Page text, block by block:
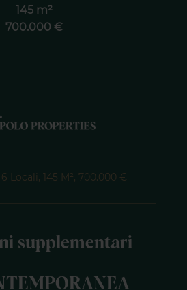
145 m²
700.000 €
Locali, 145 M², 700.000 €
supplementari